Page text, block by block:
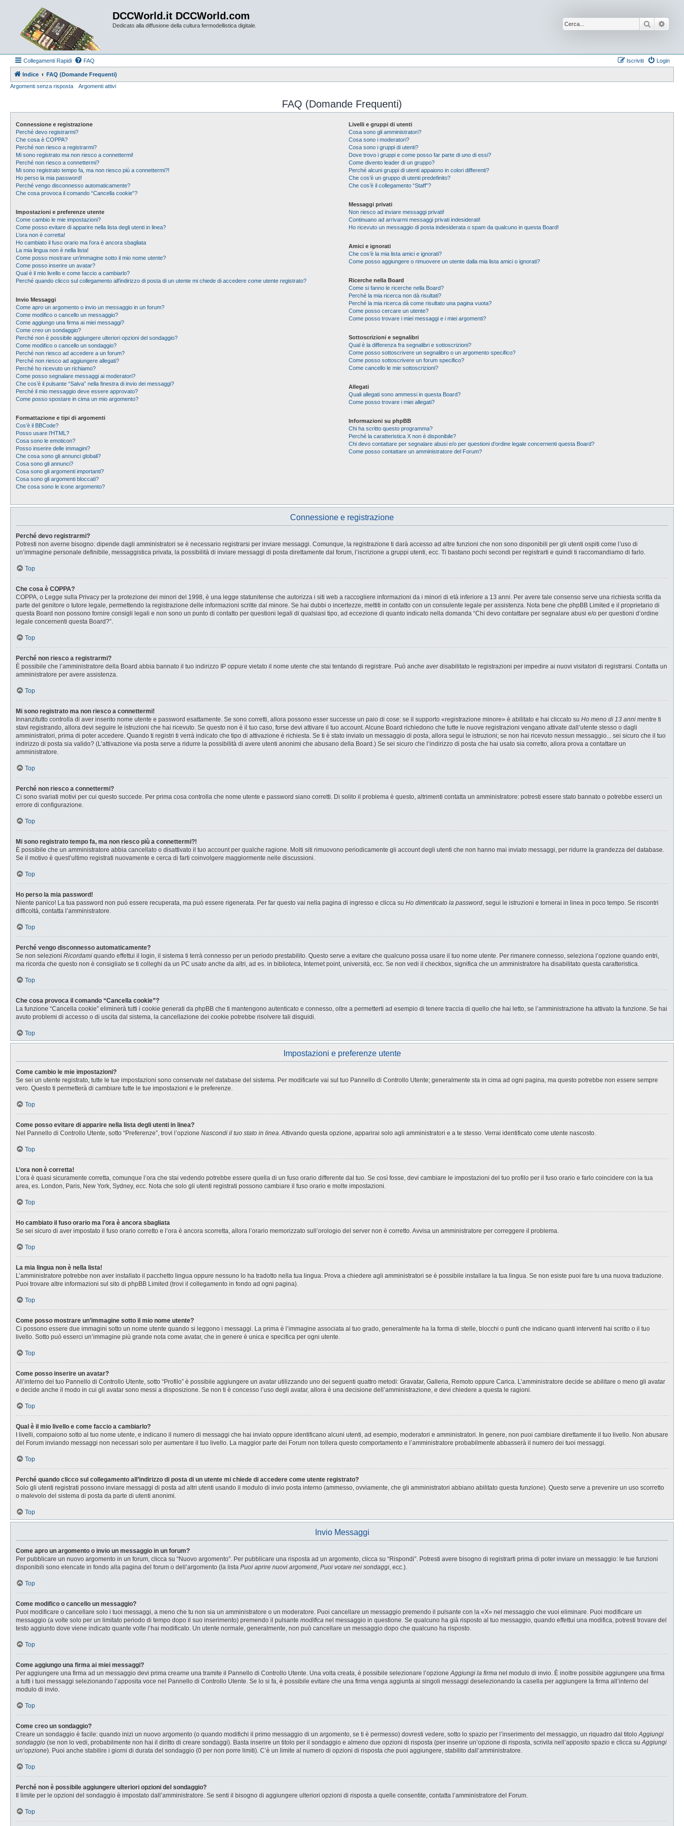
DCCWorld.it DCCWorld.com
Dedicato alla diffusione della cultura fermodellistica digitale. Cerca
Collegamenti Rapidi FAQ Login
Iscriviti
Indice
FAQ (Domande Frequenti)
Argomenti senza risposta
Argomenti attivi
FAQ (Domande Frequenti)
Connessione e registrazione
Perché devo registrarmi?
Che cosa è COPPA?
Perché non riesco a registrarmi?
Mi sono registrato ma non riesco a connettermi!
Perché non riesco a connettermi?
Mi sono registrato tempo fa, ma non riesco più a connettermi?!
Ho perso la mia password!
Perché vengo disconnesso automaticamente?
Che cosa provoca il comando “Cancella cookie”?
Impostazioni e preferenze utente
Come cambio le mie impostazioni?
Come posso evitare di apparire nella lista degli utenti in linea?
L’ora non è corretta!
Ho cambiato il fuso orario ma l’ora è ancora sbagliata
La mia lingua non è nella lista!
Come posso mostrare un’immagine sotto il mio nome utente?
Come posso inserire un avatar?
Qual è il mio livello e come faccio a cambiarlo?
Perché quando clicco sul collegamento all’indirizzo di posta di un utente mi chiede di accedere come utente registrato?
Invio Messaggi
Come apro un argomento o invio un messaggio in un forum?
Come modifico o cancello un messaggio?
Come aggiungo una firma ai miei messaggi?
Come creo un sondaggio?
Perché non è possibile aggiungere ulteriori opzioni del sondaggio?
Come modifico o cancello un sondaggio?
Perché non riesco ad accedere a un forum?
Perché non riesco ad aggiungere allegati?
Perché ho ricevuto un richiamo?
Come posso segnalare messaggi ai moderatori?
Che cos’è il pulsante “Salva” nella finestra di invio dei messaggi?
Perché il mio messaggio deve essere approvato?
Come posso spostare in cima un mio argomento?
Formattazione e tipi di argomenti
Cos’è il BBCode?
Posso usare l’HTML?
Cosa sono le emoticon?
Posso inserire delle immagini?
Che cosa sono gli annunci globali?
Cosa sono gli annunci?
Cosa sono gli argomenti importanti?
Cosa sono gli argomenti bloccati?
Che cosa sono le icone argomento?
Livelli e gruppi di utenti
Cosa sono gli amministratori?
Cosa sono i moderatori?
Cosa sono i gruppi di utenti?
Dove trovo i gruppi e come posso far parte di uno di essi?
Come divento leader di un gruppo?
Perché alcuni gruppi di utenti appaiono in colori differenti?
Che cos’è un gruppo di utenti predefinito?
Che cos’è il collegamento “Staff”?
Messaggi privati
Non riesco ad inviare messaggi privati!
Continuano ad arrivarmi messaggi privati indesiderati!
Ho ricevuto un messaggio di posta indesiderata o spam da qualcuno in questa Board!
Amici e ignorati
Che cos’è la mia lista amici e ignorati?
Come posso aggiungere o rimuovere un utente dalla mia lista amici o ignorati?
Ricerche nella Board
Come si fanno le ricerche nella Board?
Perché la mia ricerca non dà risultati?
Perché la mia ricerca dà come risultato una pagina vuota?
Come posso cercare un utente?
Come posso trovare i miei messaggi e i miei argomenti?
Sottoscrizioni e segnalibri
Qual è la differenza fra segnalibri e sottoscrizioni?
Come posso sottoscrivere un segnalibro o un argomento specifico?
Come posso sottoscrivere un forum specifico?
Come cancello le mie sottoscrizioni?
Allegati
Quali allegati sono ammessi in questa Board?
Come posso trovare i miei allegati?
Informazioni su phpBB
Chi ha scritto questo programma?
Perché la caratteristica X non è disponibile?
Chi devo contattare per segnalare abusi e/o per questioni d’ordine legale concernenti questa Board?
Come posso contattare un amministratore del Forum?
Connessione e registrazione
Perché devo registrarmi?
Potresti non averne bisogno: dipende dagli amministratori se è necessario registrarsi per inviare messaggi. Comunque, la registrazione ti darà accesso ad altre funzioni che non sono disponibili per gli utenti ospiti come l’uso di
un’immagine personale definibile, messaggistica privata, la possibilità di inviare messaggi di posta direttamente dal forum, l’iscrizione a gruppi utenti, ecc. Ti bastano pochi secondi per registrarti e quindi ti raccomandiamo di farlo.
Top
Che cosa è COPPA?
COPPA, o Legge sulla Privacy per la protezione dei minori del 1998, è una legge statunitense che autorizza i siti web a raccogliere informazioni da i minori di età inferiore a 13 anni. Per avere tale consenso serve una richiesta scritta da
parte del genitore o tutore legale, permettendo la registrazione delle informazioni scritte dal minore. Se hai dubbi o incertezze, mettiti in contatto con un consulente legale per assistenza. Nota bene che phpBB Limited e il proprietario di
questa Board non possono fornire consigli legali e non sono un punto di contatto per questioni legali di qualsiasi tipo, ad eccezione di quanto indicato nella domanda “Chi devo contattare per segnalare abusi e/o per questioni d’ordine
legale concernenti questa Board?”.
Top
Perché non riesco a registrarmi?
È possibile che l’amministratore della Board abbia bannato il tuo indirizzo IP oppure vietato il nome utente che stai tentando di registrare. Può anche aver disabilitato le registrazioni per impedire ai nuovi visitatori di registrarsi. Contatta un
amministratore per avere assistenza.
Top
Mi sono registrato ma non riesco a connettermi!
Innanzitutto controlla di aver inserito nome utente e password esattamente. Se sono corretti, allora possono esser successe un paio di cose: se il supporto «registrazione minore» è abilitato e hai cliccato su Ho meno di 13 anni mentre ti
stavi registrando, allora devi seguire le istruzioni che hai ricevuto. Se questo non è il tuo caso, forse devi attivare il tuo account. Alcune Board richiedono che tutte le nuove registrazioni vengano attivate dall’utente stesso o dagli
amministratori, prima di poter accedere. Quando ti registri ti verrà indicato che tipo di attivazione è richiesta. Se ti è stato inviato un messaggio di posta, allora segui le istruzioni; se non hai ricevuto nessun messaggio... sei sicuro che il tuo
indirizzo di posta sia valido? (L’attivazione via posta serve a ridurre la possibilità di avere utenti anonimi che abusano della Board.) Se sei sicuro che l’indirizzo di posta che hai usato sia corretto, allora prova a contattare un
amministratore.
Top
Perché non riesco a connettermi?
Ci sono svariati motivi per cui questo succede. Per prima cosa controlla che nome utente e password siano corretti. Di solito il problema è questo, altrimenti contatta un amministratore: potresti essere stato bannato o potrebbe esserci un
errore di configurazione.
Top
Mi sono registrato tempo fa, ma non riesco più a connettermi?!
È possibile che un amministratore abbia cancellato o disattivato il tuo account per qualche ragione. Molti siti rimuovono periodicamente gli account degli utenti che non hanno mai inviato messaggi, per ridurre la grandezza del database.
Se il motivo è quest’ultimo registrati nuovamente e cerca di farti coinvolgere maggiormente nelle discussioni.
Top
Ho perso la mia password!
Niente panico! La tua password non può essere recuperata, ma può essere rigenerata. Per far questo vai nella pagina di ingresso e clicca su Ho dimenticato la password, segui le istruzioni e tornerai in linea in poco tempo. Se riscontri
difficoltà, contatta l’amministratore.
Top
Perché vengo disconnesso automaticamente?
Se non selezioni Ricordami quando effettui il login, il sistema ti terrà connesso per un periodo prestabilito. Questo serve a evitare che qualcuno possa usare il tuo nome utente. Per rimanere connesso, seleziona l’opzione quando entri,
ma ricorda che questo non è consigliato se ti colleghi da un PC usato anche da altri, ad es. in biblioteca, Internet point, università, ecc. Se non vedi il checkbox, significa che un amministratore ha disabilitato questa caratteristica.
Top
Che cosa provoca il comando “Cancella cookie”?
La funzione “Cancella cookie” eliminerà tutti i cookie generati da phpBB che ti mantengono autenticato e connesso, oltre a permetterti ad esempio di tenere traccia di quello che hai letto, se l’amministrazione ha attivato la funzione. Se hai
avuto problemi di accesso o di uscita dal sistema, la cancellazione dei cookie potrebbe risolvere tali disguidi.
Top
Impostazioni e preferenze utente
Come cambio le mie impostazioni?
Se sei un utente registrato, tutte le tue impostazioni sono conservate nel database del sistema. Per modificarle vai sul tuo Pannello di Controllo Utente; generalmente sta in cima ad ogni pagina, ma questo potrebbe non essere sempre
vero. Questo ti permetterà di cambiare tutte le tue impostazioni e le preferenze.
Top
Come posso evitare di apparire nella lista degli utenti in linea?
Nel Pannello di Controllo Utente, sotto “Preferenze”, trovi l’opzione Nascondi il tuo stato in linea. Attivando questa opzione, apparirai solo agli amministratori e a te stesso. Verrai identificato come utente nascosto.
Top
L’ora non è corretta!
L’ora è quasi sicuramente corretta, comunque l’ora che stai vedendo potrebbe essere quella di un fuso orario differente dal tuo. Se così fosse, devi cambiare le impostazioni del tuo profilo per il fuso orario e farlo coincidere con la tua
area, es. London, Paris, New York, Sydney, ecc. Nota che solo gli utenti registrati possono cambiare il fuso orario e molte impostazioni.
Top
Ho cambiato il fuso orario ma l’ora è ancora sbagliata
Se sei sicuro di aver impostato il fuso orario corretto e l’ora è ancora scorretta, allora l’orario memorizzato sull’orologio del server non è corretto. Avvisa un amministratore per correggere il problema.
Top
La mia lingua non è nella lista!
L’amministratore potrebbe non aver installato il pacchetto lingua oppure nessuno lo ha tradotto nella tua lingua. Prova a chiedere agli amministratori se è possibile installare la tua lingua. Se non esiste puoi fare tu una nuova traduzione.
Puoi trovare altre informazioni sul sito di phpBB Limited (trovi il collegamento in fondo ad ogni pagina).
Top
Come posso mostrare un’immagine sotto il mio nome utente?
Ci possono essere due immagini sotto un nome utente quando si leggono i messaggi. La prima è l’immagine associata al tuo grado, generalmente ha la forma di stelle, blocchi o punti che indicano quanti interventi hai scritto o il tuo
livello. Sotto può esserci un’immagine più grande nota come avatar, che in genere è unica e specifica per ogni utente.
Top
Come posso inserire un avatar?
All’interno del tuo Pannello di Controllo Utente, sotto “Profilo” è possibile aggiungere un avatar utilizzando uno dei seguenti quattro metodi: Gravatar, Galleria, Remoto oppure Carica. L’amministratore decide se abilitare o meno gli avatar
e decide anche il modo in cui gli avatar sono messi a disposizione. Se non ti è concesso l’uso degli avatar, allora è una decisione dell’amministrazione, e devi chiedere a questa le ragioni.
Top
Qual è il mio livello e come faccio a cambiarlo?
I livelli, compaiono sotto al tuo nome utente, e indicano il numero di messaggi che hai inviato oppure identificano alcuni utenti, ad esempio, moderatori e amministratori. In genere, non puoi cambiare direttamente il tuo livello. Non abusare
del Forum inviando messaggi non necessari solo per aumentare il tuo livello. La maggior parte dei Forum non tollera questo comportamento e l’amministratore probabilmente abbasserà il numero dei tuoi messaggi.
Top
Perché quando clicco sul collegamento all’indirizzo di posta di un utente mi chiede di accedere come utente registrato?
Solo gli utenti registrati possono inviare messaggi di posta ad altri utenti usando il modulo di invio posta interno (ammesso, ovviamente, che gli amministratori abbiano abilitato questa funzione). Questo serve a prevenire un uso scorretto
o malevolo del sistema di posta da parte di utenti anonimi.
Top
Invio Messaggi
Come apro un argomento o invio un messaggio in un forum?
Per pubblicare un nuovo argomento in un forum, clicca su “Nuovo argomento”. Per pubblicare una risposta ad un argomento, clicca su “Rispondi”. Potresti avere bisogno di registrarti prima di poter inviare un messaggio: le tue funzioni
disponibili sono elencate in fondo alla pagina del forum o dell’argomento (la lista Puoi aprire nuovi argomenti, Puoi votare nei sondaggi, ecc.).
Top
Come modifico o cancello un messaggio?
Puoi modificare o cancellare solo i tuoi messaggi, a meno che tu non sia un amministratore o un moderatore. Puoi cancellare un messaggio premendo il pulsante con la «X» nel messaggio che vuoi eliminare. Puoi modificare un
messaggio (a volte solo per un limitato periodo di tempo dopo il suo inserimento) premendo il pulsante modifica nel messaggio in questione. Se qualcuno ha già risposto al tuo messaggio, quando effettui una modifica, potresti trovare del
testo aggiunto dove viene indicato quante volte l’hai modificato. Un utente normale, generalmente, non può cancellare un messaggio dopo che qualcuno ha risposto.
Top
Come aggiungo una firma ai miei messaggi?
Per aggiungere una firma ad un messaggio devi prima crearne una tramite il Pannello di Controllo Utente. Una volta creata, è possibile selezionare l’opzioneAggiungi la firma nel modulo di invio. È inoltre possibile aggiungere una firma
a tutti i tuoi messaggi selezionando l’apposita voce nel Pannello di Controllo Utente. Se lo si fa, è possibile evitare che una firma venga aggiunta ai singoli messaggi deselezionando la casella per aggiungere la firma all’interno del
modulo di invio.
Top
Come creo un sondaggio?
Creare un sondaggio è facile: quando inizi un nuovo argomento (o quando modifichi il primo messaggio di un argomento, se ti è permesso) dovresti vedere, sotto lo spazio per l’inserimento del messaggio, un riquadro dal titoloAggiungi
sondaggio (se non lo vedi, probabilmente non hai il diritto di creare sondaggi). Basta inserire un titolo per il sondaggio e almeno due opzioni di risposta (per inserire un’opzione di risposta, scrivila nell’apposito spazio e clicca suAggiungi
un’opzione). Puoi anche stabilire i giorni di durata del sondaggio (0 per non porre limiti). C’è un limite al numero di opzioni di risposta che puoi aggiungere, stabilito dall’amministratore.
Top
Perché non è possibile aggiungere ulteriori opzioni del sondaggio?
Il limite per le opzioni del sondaggio è impostato dall’amministratore. Se senti il bisogno di aggiungere ulteriori opzioni di risposta a quelle consentite, contatta l’amministratore del Forum.
Top